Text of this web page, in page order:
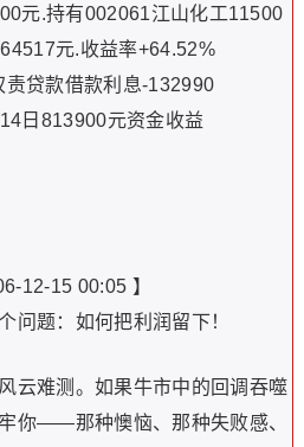
元.持有002061江山化工11500
元.收益率+64.52%
贷款借款利息-132990
日813900元资金收益
12-15 00:05 】
问题：如何把利润留下！
云难测。如果牛市中的回调吞噬
你――那种懊恼、那种失败感、